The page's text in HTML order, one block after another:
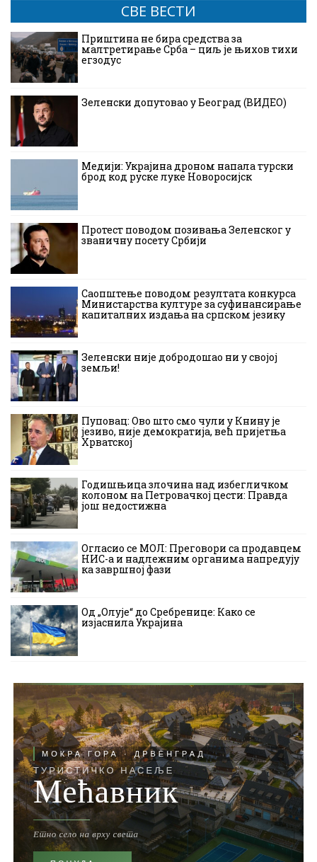
СВЕ ВЕСТИ
Приштина не бира средства за
малтретирање Срба – циљ је њихов тихи
егзодус
Зеленски допутовао у Београд (ВИДЕО)
Медији: Украјина дроном напала турски
брод код руске луке Новоросијск
Протест поводом позивања Зеленског у
званичну посету Србији
Саопштење поводом резултата конкурса
Министарства културе за суфинансирање
капиталних издања на српском језику
Зеленски није добродошао ни у својој
земљи!
Пуповац: Ово што смо чули у Книну је
језиво, није демократија, већ пријетња
Хрватској
Годишњица злочина над избегличком
колоном на Петровачкој цести: Правда
још недостижна
Огласио се МОЛ: Преговори са продавцем
НИС-а и надлежним органима напредују
ка завршној фази
Од „Олује“ до Сребренице: Како се
изјаснила Украјина